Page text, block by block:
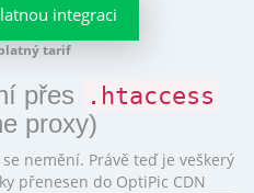
integraci
tarif
přes .htaccess
proxy)
nemění. Právě teď je veškerý
přenesen do OptiPic CDN